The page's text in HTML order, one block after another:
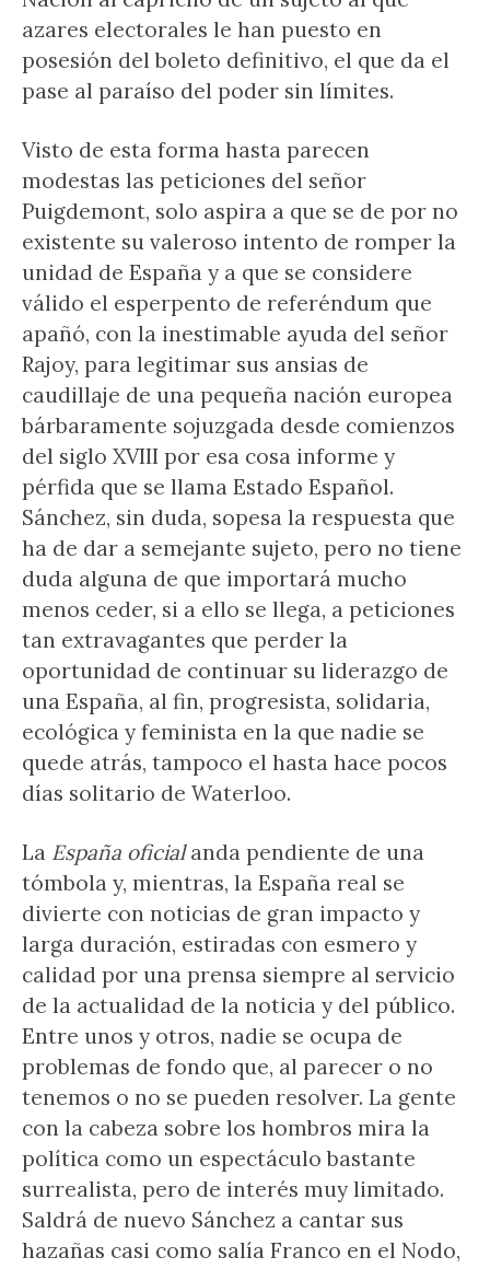
azares electorales le han puesto en
posesión del boleto definitivo, el que da el
pase al paraíso del poder sin límites.
Visto de esta forma hasta parecen
modestas las peticiones del señor
Puigdemont, solo aspira a que se de por no
existente su valeroso intento de romper la
unidad de España y a que se considere
válido el esperpento de referéndum que
apañó, con la inestimable ayuda del señor
Rajoy, para legitimar sus ansias de
caudillaje de una pequeña nación europea
bárbaramente sojuzgada desde comienzos
del siglo XVIII por esa cosa informe y
pérfida que se llama Estado Español.
Sánchez, sin duda, sopesa la respuesta que
ha de dar a semejante sujeto, pero no tiene
duda alguna de que importará mucho
menos ceder, si a ello se llega, a peticiones
tan extravagantes que perder la
oportunidad de continuar su liderazgo de
una España, al fin, progresista, solidaria,
ecológica y feminista en la que nadie se
quede atrás, tampoco el hasta hace pocos
días solitario de Waterloo.
La España oficialanda pendiente de una
tómbola y, mientras, la España real se
divierte con noticias de gran impacto y
larga duración, estiradas con esmero y
calidad por una prensa siempre al servicio
de la actualidad de la noticia y del público.
Entre unos y otros, nadie se ocupa de
problemas de fondo que, al parecer o no
tenemos o no se pueden resolver. La gente
con la cabeza sobre los hombros mira la
política como un espectáculo bastante
surrealista, pero de interés muy limitado.
Saldrá de nuevo Sánchez a cantar sus
hazañas casi como salía Franco en el Nodo,